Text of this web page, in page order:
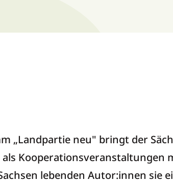
„Landpartie neu" bringt der
als
lebenden Autor:innen sie